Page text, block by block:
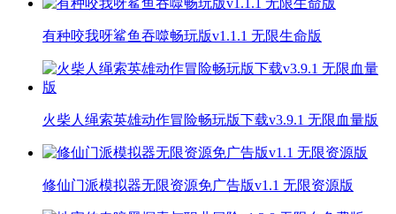
有种咬我呀鲨鱼吞噬畅玩版v1.1.1 无限生命版
火柴人绳索英雄动作冒险畅玩版下载v3.9.1 无限血量版
修仙门派模拟器无限资源免广告版v1.1 无限资源版